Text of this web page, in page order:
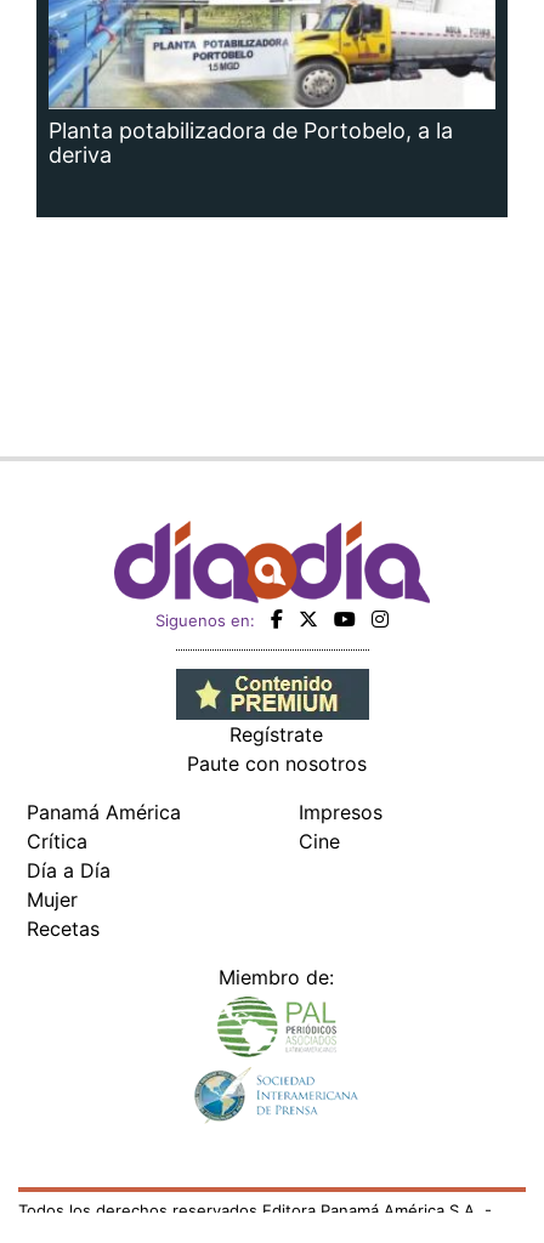
Planta potabilizadora de Portobelo, a la
deriva
Siguenos en:
Regístrate
Paute con nosotros
Panamá América
Crítica
Día a Día
Mujer
Recetas
Impresos
Cine
Miembro de:
Todos los derechos reservados Editora Panamá América S.A. -